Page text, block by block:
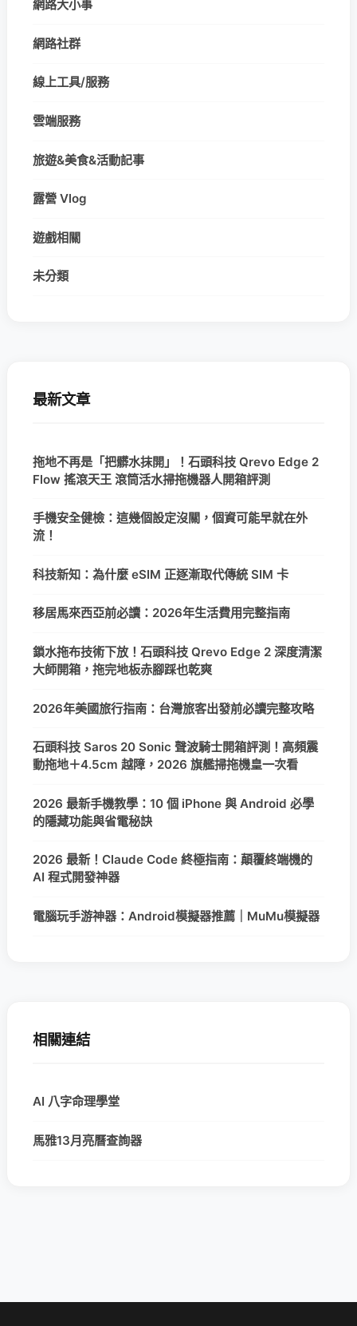
網路大小事
網路社群
線上工具/服務
雲端服務
旅遊&美食&活動記事
露營 Vlog
遊戲相關
未分類
最新文章
拖地不再是「把髒水抹開」！石頭科技 Qrevo Edge 2
Flow 搖滾天王 滾筒活水掃拖機器人開箱評測
手機安全健檢：這幾個設定沒關，個資可能早就在外
流！
科技新知：為什麼 eSIM 正逐漸取代傳統 SIM 卡
移居馬來西亞前必讀：2026年生活費用完整指南
鎖水拖布技術下放！石頭科技 Qrevo Edge 2 深度清潔
大師開箱，拖完地板赤腳踩也乾爽
2026年美國旅行指南：台灣旅客出發前必讀完整攻略
石頭科技 Saros 20 Sonic 聲波騎士開箱評測！高頻震
動拖地＋4.5cm 越障，2026 旗艦掃拖機皇一次看
2026 最新手機教學：10 個 iPhone 與 Android 必學
的隱藏功能與省電秘訣
2026 最新！Claude Code 終極指南：顛覆終端機的
AI 程式開發神器
電腦玩手游神器：Android模擬器推薦｜MuMu模擬器
相關連結
AI 八字命理學堂
馬雅13月亮曆查詢器